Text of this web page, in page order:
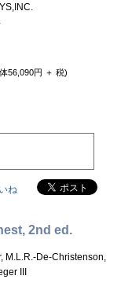
56,090円 ＋ 税)
ね
2nd ed.
M.L.R.-De-Christenson,
III